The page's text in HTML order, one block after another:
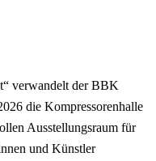
verwandelt der BBK
die Kompressorenhalle
Ausstellungsraum für
und Künstler